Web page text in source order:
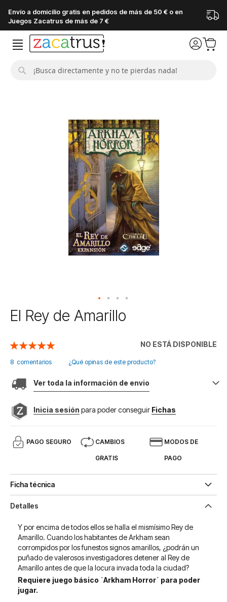
Envío a domicilio gratis en pedidos de más de 50 € o en
Juegos Zacatrus de más de 7 €
Saltar
al
de
la
galería
imágenes
El Rey de Amarillo
NO ESTÁ DISPONIBLE
Valoración:
8 comentarios ¿Qué opinas de este producto?
Ver toda la información de envio
Inicia sesión para poder conseguir Fichas
PAGO SEGURO CAMBIOS
GRATIS
MODOS DE
PAGO
Ficha técnica
Detalles
Y por encima de todos ellos se halla el mismísimo Rey de
Amarillo. Cuando los habitantes de Arkham sean
corrompidos por los funestos signos amarillos, ¿podrán un
puñado de valerosos investigadores detener al Rey de
Amarillo antes de que la locura invada toda la ciudad?
Requiere juego básico `Arkham Horror` para poder
jugar.